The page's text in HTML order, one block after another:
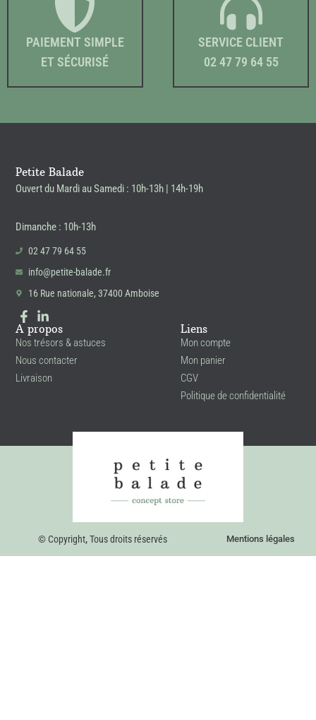
PAIEMENT SIMPLE
ET SÉCURISÉ
SERVICE CLIENT
02 47 79 64 55
Petite Balade
Ouvert du Mardi au Samedi : 10h-13h | 14h-19h
Dimanche : 10h-13h
02 47 79 64 55
info@petite-balade.fr
16 Rue nationale, 37400 Amboise
A propos
Nos trésors & astuces
Nous contacter
Livraison
Liens
Mon compte
Mon panier
CGV
Politique de confidentialité
© Copyright,Tous droits réservés Mentions légales